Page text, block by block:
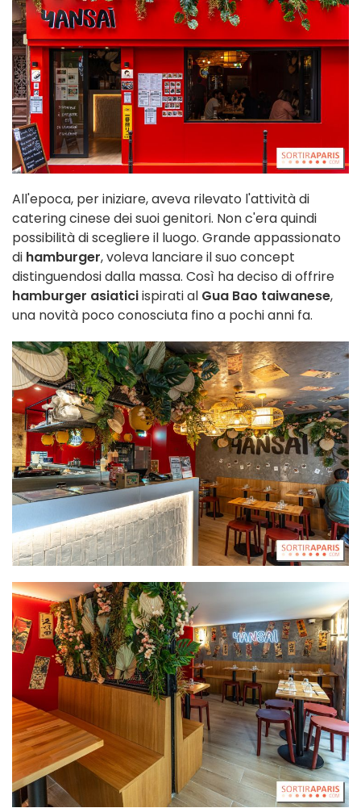
All'epoca, per iniziare, aveva rilevato l'attività di
catering cinese dei suoi genitori. Non c'era quindi
possibilità di scegliere il luogo. Grande appassionato
di hamburger, voleva lanciare il suo concept
distinguendosi dalla massa. Così ha deciso di offrire
hamburger asiaticiispirati al Gua Bao taiwanese,
una novità poco conosciuta fino a pochi anni fa.